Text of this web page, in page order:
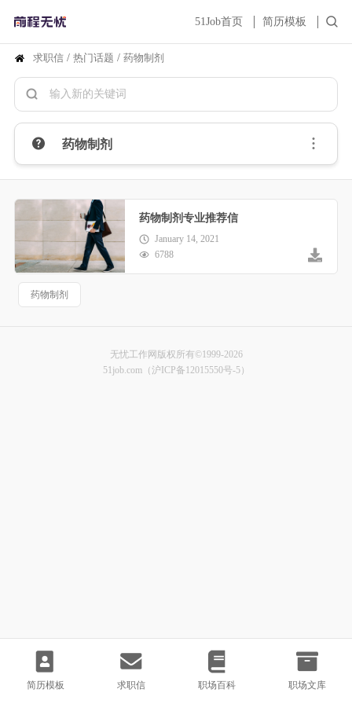
51Job首页 简历模板
简历模板 求职信 职场百科 职场文库
求职信 / 热门话题 / 药物制剂
药物制剂
药物制剂专业推荐信
January 14, 2021
6788
药物制剂
无忧工作网版权所有©1999-2026
51job.com（沪ICP备12015550号-5）